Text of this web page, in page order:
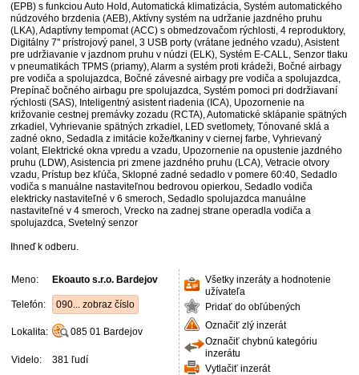
(EPB) s funkciou Auto Hold, Automatická klimatizácia, Systém automatického
núdzového brzdenia (AEB), Aktívny systém na udržanie jazdného pruhu
(LKA), Adaptívny tempomat (ACC) s obmedzovačom rýchlosti, 4 reproduktory,
Digitálny 7'' prístrojový panel, 3 USB porty (vrátane jedného vzadu), Asistent
pre udržiavanie v jazdnom pruhu v núdzi (ELK), Systém E-CALL, Senzor tlaku
v pneumatikách TPMS (priamy), Alarm a systém proti krádeži, Bočné airbagy
pre vodiča a spolujazdca, Bočné závesné airbagy pre vodiča a spolujazdca,
Prepínač bočného airbagu pre spolujazdca, Systém pomoci pri dodržiavaní
rýchlosti (SAS), Inteligentný asistent riadenia (ICA), Upozornenie na
križovanie cestnej premávky zozadu (RCTA), Automatické sklápanie spätných
zrkadiel, Vyhrievanie spätných zrkadiel, LED svetlomety, Tónované sklá a
zadné okno, Sedadla z imitácie kože/tkaniny v ciernej farbe, Vyhrievaný
volant, Elektrické okna vpredu a vzadu, Upozornenie na opustenie jazdného
pruhu (LDW), Asistencia pri zmene jazdného pruhu (LCA), Vetracie otvory
vzadu, Prístup bez kľúča, Sklopné zadné sedadlo v pomere 60:40, Sedadlo
vodiča s manuálne nastaviteľnou bedrovou opierkou, Sedadlo vodiča
elektricky nastaviteľné v 6 smeroch, Sedadlo spolujazdca manuálne
nastaviteľné v 4 smeroch, Vrecko na zadnej strane operadla vodiča a
spolujazdca, Svetelný senzor
Ihneď k odberu.
Meno: Ekoauto s.r.o. Bardejov
Telefón: 090... zobraz číslo
Lokalita: 085 01 Bardejov
Videlo: 381 ľudí
Všetky inzeráty a hodnotenie
užívateľa
Pridať do obľúbených
Označiť zlý inzerát
Označiť chybnú kategóriu
inzerátu
Vytlačiť inzerát